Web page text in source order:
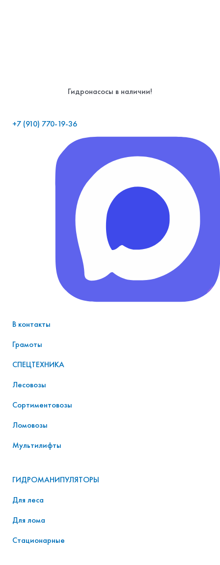
Гидронасосы в наличии!
+7 (910) 770-19-36
В контакты
Грамоты
СПЕЦТЕХНИКА
Лесовозы
Сортиментовозы
Ломовозы
Мультилифты
ГИДРОМАНИПУЛЯТОРЫ
Для леса
Для лома
Стационарные